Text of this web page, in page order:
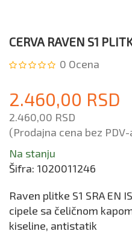
CERVA RAVEN S1
0 Ocena
2.460,00 RSD
2.460,00 RSD
(Prodajna cena bez PDV-
Na stanju
Šifra: 1020011246
Raven plitke S1 SRA EN
cipele sa čeličnom
kiseline, antistatik